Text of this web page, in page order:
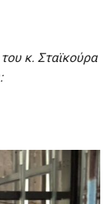
κ. Σταϊκούρα